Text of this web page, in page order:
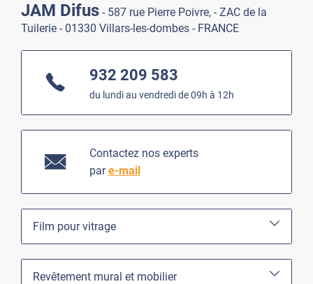
JAM Difus - 587 rue Pierre Poivre, - ZAC de la
Tuilerie - 01330 Villars-les-dombes - FRANCE
932 209 583
du lundi au vendredi de 09h à 12h
Contactez nos experts
pare-mail
Film pour vitrage
Revêtement mural et mobilier